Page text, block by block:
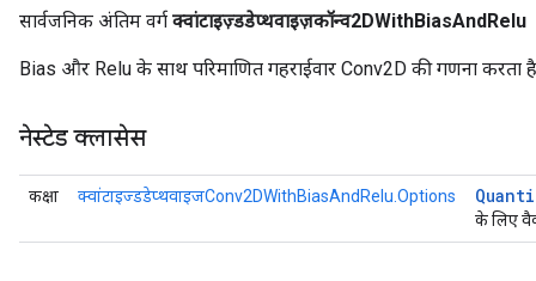
सार्वजनिक अंतिम वर्ग क्वांटाइज़्डडेप्थवाइज़कॉन्व2DWithBiasAndRelu
Bias और Relu के साथ परिमाणित गहराईवार Conv2D की गणना करता
नेस्टेड क्लासेस
कक्षा क्वांटाइज्डडेप्थवाइजConv2DWithBiasAndRelu.Options
के लिए